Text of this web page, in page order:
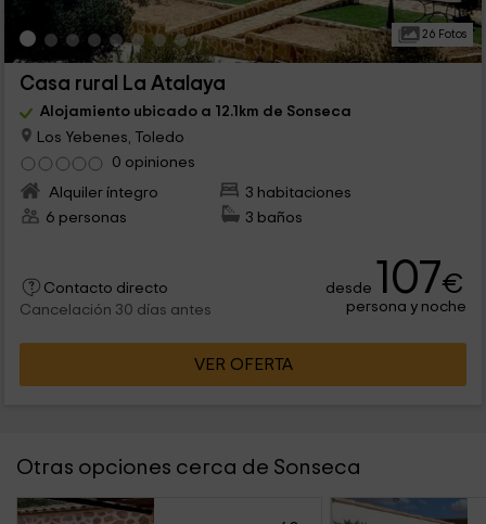
26 Fotos
Casa rural La Atalaya
Alojamiento ubicado a 12.1km de Sonseca
Los Yebenes, Toledo
0 opiniones
Alquiler íntegro
3 habitaciones
6 personas
3 baños
Contacto directo
Cancelación 30 días antes
desde 107€
persona y noche
VER OFERTA
Otras opciones cerca de Sonseca